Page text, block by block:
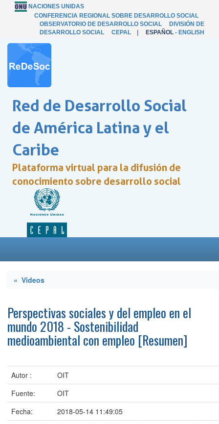
NACIONES UNIDAS
CONFERENCIA REGIONAL SOBRE DESARROLLO SOCIAL
OBSERVATORIO DE DESARROLLO SOCIAL
DIVISIÓN DE
DESARROLLO SOCIAL
CEPAL ESPAÑOL - ENGLISH
Red de Desarrollo Social
de América Latina y el
Caribe
Plataforma virtual para la difusión de
conocimiento sobre desarrollo social
« Videos
Perspectivas sociales y del empleo en el
mundo 2018 - Sostenibilidad
medioambiental con empleo [Resumen]
Autor :
OIT
Fuente:
OIT
Fecha:
2018-05-14 11:49:05